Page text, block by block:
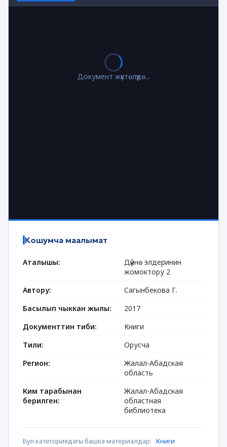
Документ жүктөлүүдө...
Кошумча маалымат
Аталышы:
Дүйнө элдеринин
жомоктору 2
Автору:
Сагынбекова Г.
Басылып чыккан жылы:
2017
Документтин тиби:
Книги
Тили:
Орусча
Регион:
Жалал-Абадская
область
Ким тарабынан
берилген:
Жалал-Абадская
областная
библиотека
Бул категориядагы башка материалдар: Книги